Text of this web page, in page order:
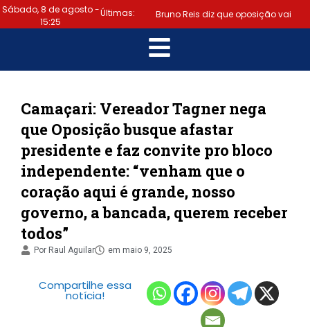
Sábado, 8 de agosto -
15:25
Últimas: Bruno Reis diz que oposição vai
escolher melhor estratégia para vencer
eleição nacional | Último dia:
prazo para regularizar situação
eleitoral e emitir título termina hoje
(6) | Samuel Júnior luta em prol
dos profissionais de contabilidade
| Prefeitura de Lauro de Freitas
disponibiliza serviço gratuito de alertas
“Tomamos a decisão de caminhar
Camaçari: Vereador Tagner nega
que Oposição busque afastar
presidente e faz convite pro bloco
independente: “venham que o
coração aqui é grande, nosso
governo, a bancada, querem receber
todos”
Por Raul Aguilar em maio 9, 2025
Compartilhe essa
notícia!